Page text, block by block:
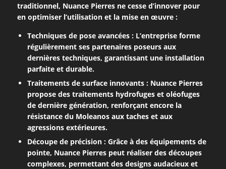
traditionnel, Nuance Pierres ne cesse d’innover pour
en optimiser l’utilisation et la mise en œuvre :
Techniques de pose avancées : L’entreprise forme
régulièrement ses partenaires poseurs aux
dernières techniques, garantissant une installation
parfaite et durable.
Traitements de surface innovants : Nuance Pierres
propose des traitements hydrofuges et oléofuges
de dernière génération, renforçant encore la
résistance du Moleanos aux taches et aux
agressions extérieures.
Découpe de précision : Grâce à des équipements de
pointe, Nuance Pierres peut réaliser des découpes
complexes, permettant des designs audacieux et